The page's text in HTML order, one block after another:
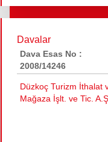
Davalar
Dava Esas No :
2008/14246
Düzkoç Turizm İthalat
Mağaza İşlt. ve Tic. A.Ş.